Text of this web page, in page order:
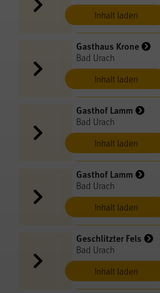
Inhalt laden
Inhalt laden
Gasthaus Krone
Bad Urach
Inhalt laden
Gasthof Lamm
Bad Urach
Inhalt laden
Gasthof Lamm
Bad Urach
Inhalt laden
Geschlitzter Fels
Bad Urach